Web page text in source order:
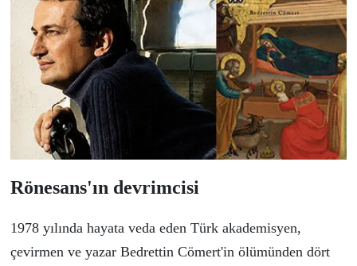
Rönesans'ın devrimcisi
1978 yılında hayata veda eden Türk akademisyen,
çevirmen ve yazar Bedrettin Cömert'in ölümünden dört